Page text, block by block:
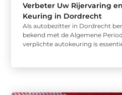
Verbeter Uw Rijervaring
Keuring in Dordrecht
Als autobezitter in Dordrecht
bekend met de Algemene
verplichte autokeuring is